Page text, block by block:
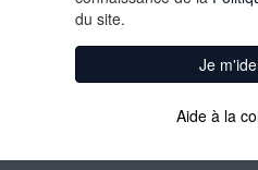
du site.
Je
Aide à la